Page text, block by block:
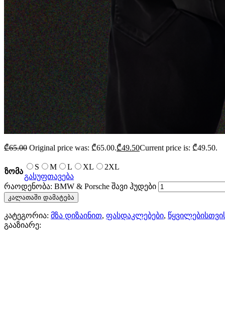
₾65.00 Original price was: ₾65.00.₾49.50Current price is: ₾49.50.
ზომა
S M L XL
2XL
გასუფთავება
რაოდენობა: BMW & Porsche შავი ჰუდები
კალათაში დამატება
კატეგორია: მზა დიზაინით, ფასდაკლებები,
გააზიარე: